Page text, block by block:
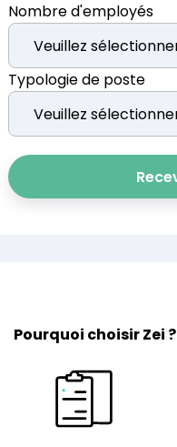
Nombre d'employés
Typologie de poste
Pourquoi choisir Zei ?